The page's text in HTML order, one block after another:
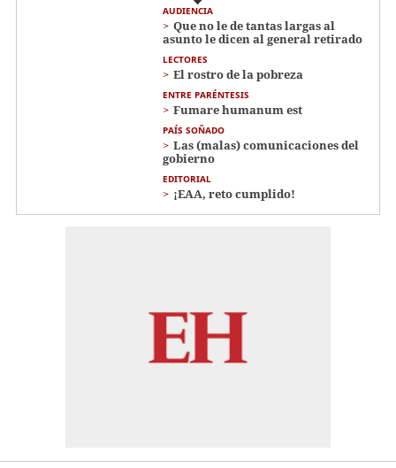
AUDIENCIA
Que no le de tantas largas al
asunto le dicen al general retirado
LECTORES
El rostro de la pobreza
ENTRE PARÉNTESIS
Fumare humanum est
PAÍS SOÑADO
Las (malas) comunicaciones del
gobierno
EDITORIAL
¡EAA, reto cumplido!